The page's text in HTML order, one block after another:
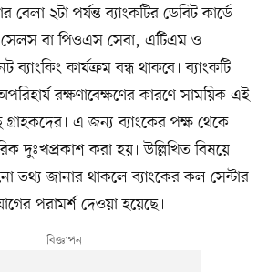
বেলা ২টা পর্যন্ত ব্যাংকটির ডেবিট কার্ডে
বা পিওএস সেবা, এটিএম ও
কার্যক্রম বন্ধ থাকবে। ব্যাংকটি
রক্ষণাবেক্ষণের কারণে সাময়িক এই
এ জন্য ব্যাংকের পক্ষ থেকে
দুঃখপ্রকাশ করা হয়। উল্লিখিত বিষয়ে
তথ্য জানার থাকলে ব্যাংকের কল সেন্টার
পরামর্শ দেওয়া হয়েছে।